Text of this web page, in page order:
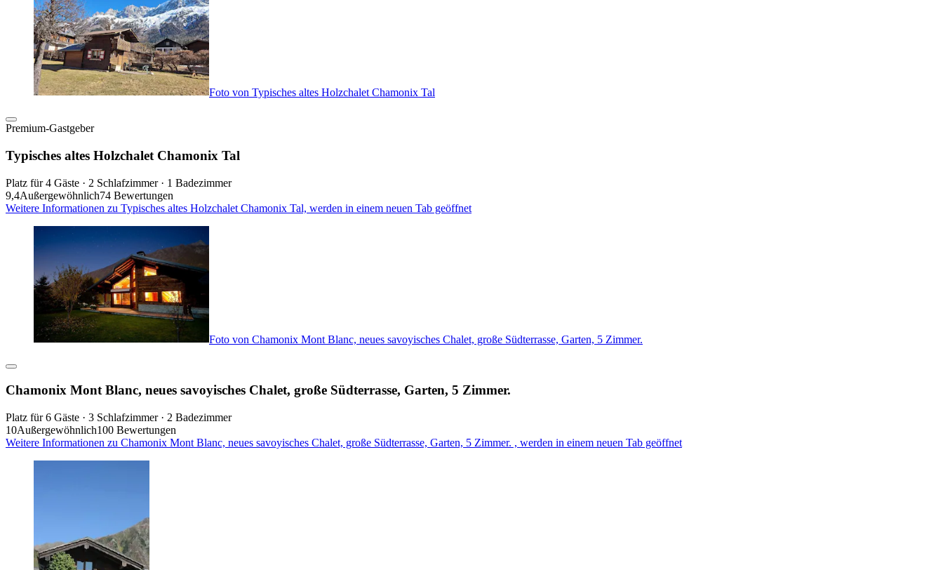
Foto von Typisches altes Holzchalet Chamonix Tal
Premium-Gastgeber
Typisches altes Holzchalet Chamonix Tal
Platz für 4 Gäste · 2 Schlafzimmer · 1 Badezimmer
9,4Außergewöhnlich74 Bewertungen
Weitere Informationen zu Typisches altes Holzchalet Chamonix Tal, werden in einem neuen Tab geöffnet
Foto von Chamonix Mont Blanc, neues savoyisches Chalet, große Südterrasse, Garten, 5 Zimmer.
Chamonix Mont Blanc, neues savoyisches Chalet, große Südterrasse, Garten, 5 Zimmer.
Platz für 6 Gäste · 3 Schlafzimmer · 2 Badezimmer
10Außergewöhnlich100 Bewertungen
Weitere Informationen zu Chamonix Mont Blanc, neues savoyisches Chalet, große Südterrasse, Garten, 5 Zimmer. , werden in einem neuen Tab geöffnet